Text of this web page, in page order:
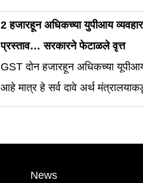
2 हजारहून अधिकच्या युपीआय
प्रस्ताव… सरकारने फेटाळले वृत्त
GST दोन हजारहून अधिकच्या यूपीआय
आहे मात्र हे सर्व दावे अर्थ
News